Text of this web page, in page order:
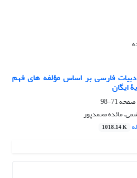
فارسی بر اساس مؤلفه های فهم
ایگان
71-98
مائده محمدپور
1018.14 K